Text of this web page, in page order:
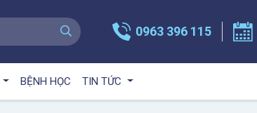
0963 396 115
BỆNH HỌC TIN TỨC